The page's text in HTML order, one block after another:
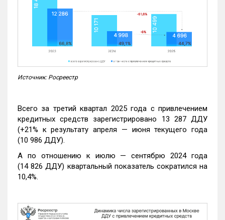
Источник: Росреестр
Всего за третий квартал 2025 года с привлечением
кредитных средств зарегистрировано 13 287 ДДУ
(+21% к результату апреля — июня текущего года
(10 986 ДДУ).
А по отношению к июлю — сентябрю 2024 года
(14 826 ДДУ) квартальный показатель сократился на
10,4%.